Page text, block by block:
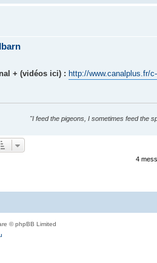
+ (vidéos ici) : http://www.canalplus.fr/
"I feed the pigeons, I sometimes feed the
4
© phpBB Limited